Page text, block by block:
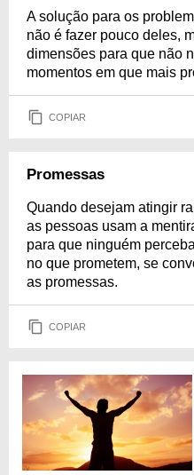
A solução para os
não é fazer pouco deles,
dimensões para que não
momentos em que mais
COPIAR
Promessas
Quando desejam atingir
as pessoas usam a
para que ninguém
no que prometem, se
as promessas.
COPIAR